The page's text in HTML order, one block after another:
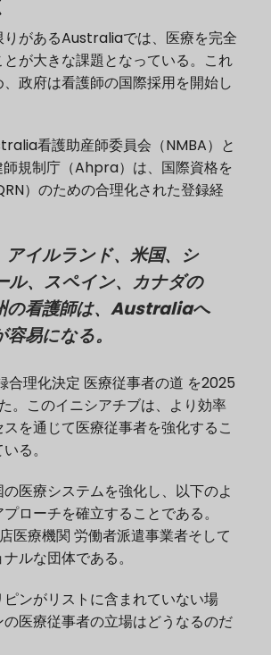
りがあるAustraliaでは、医療を完全
が大きな課題となっている。これ
政府は看護師の国際採用を開始し
看護助産師委員会（NMBA）と
規制庁（Ahpra）は、国際資格を
）のための合理化された登録経
アイルランド、米国、シ
ル、スペイン、カナダの
の看護師は、Australiaへ
易になる。
合理化決定 医療従事者の道 を2025
。このイニシアチブは、より効率
を通じて医療従事者を強化するこ
る。
医療システムを強化し、以下のよ
ローチを確立することである。
医療機関労働者派遣事業者そして
ルな団体である。
ピンがリストに含まれていない場
医療従事者の立場はどうなるのだ